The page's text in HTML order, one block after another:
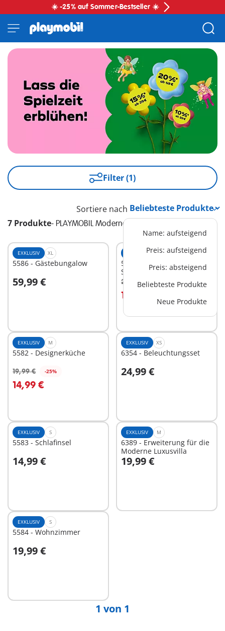
☀️ -25% auf Sommer-Bestseller ☀️
Filter (1)
7 Produkte- PLAYMOBIL Moderne Luxusvilla
Sortiere nach
Name: aufsteigend
Preis: aufsteigend
Preis: absteigend
Beliebteste Produkte
Neue Produkte
EXKLUSIV XL
5586 - Gästebungalow
59,99 €
In den Warenkorb
EXKLUSIV M
5575 - Einbau-
Swimmingpool
24,99 € -25%
18,74 €
In den Warenkorb
EXKLUSIV M
5582 - Designerküche
19,99 € -25%
14,99 €
In den Warenkorb
EXKLUSIV XS
6354 - Beleuchtungsset
24,99 €
In den Warenkorb
EXKLUSIV S
5583 - Schlafinsel
14,99 €
In den Warenkorb
EXKLUSIV M
6389 - Erweiterung für die
Moderne Luxusvilla
19,99 €
In den Warenkorb
EXKLUSIV S
5584 - Wohnzimmer
19,99 €
In den Warenkorb
1 von 1